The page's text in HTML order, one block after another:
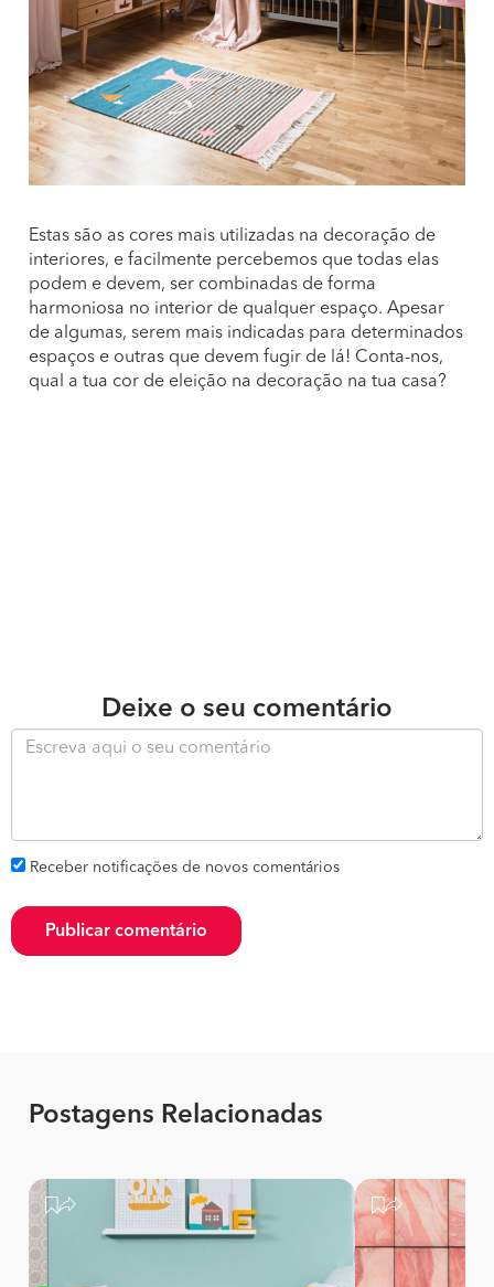
Estas são as cores mais utilizadas na decoração de
interiores, e facilmente percebemos que todas elas
podem e devem, ser combinadas de forma
harmoniosa no interior de qualquer espaço. Apesar
de algumas, serem mais indicadas para determinados
espaços e outras que devem fugir de lá! Conta-nos,
qual a tua cor de eleição na decoração na tua casa?
Deixe o seu comentário
Receber notificações de novos comentários
Publicar comentário
Postagens Relacionadas